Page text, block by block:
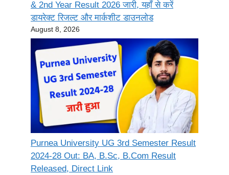
& 2nd Year Result 2026 जारी, यहाँ से करें
डायरेक्ट रिजल्ट और मार्कशीट डाउनलोड
August 8, 2026
Purnea University UG 3rd Semester Result
2024-28 Out: BA, B.Sc, B.Com Result
Released, Direct Link